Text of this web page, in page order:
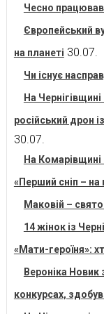
Чесно
Європейський
на планеті 30.07.
Чи існує
На
російський дрон
30.07.
На
«Перший сніп –
Маковій –
14 жінок із
«Мати-героїня»:
Вероніка
конкурсах,